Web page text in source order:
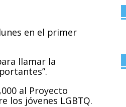
en el primer
llamar la
al Proyecto
los jóvenes LGBTQ.